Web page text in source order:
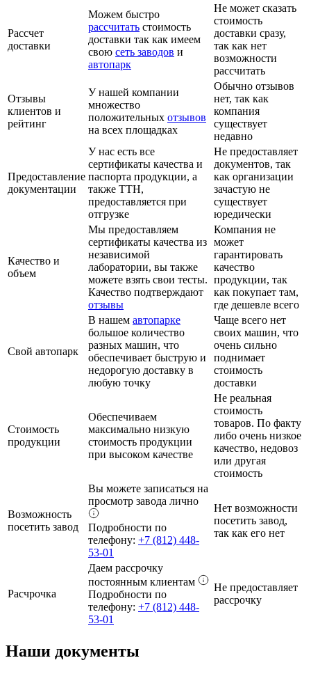
Рассчет
доставки
Можем быстро
рассчитать стоимость
доставки так как имеем
свою сеть заводов и
автопарк
Не может сказать
стоимость
доставки сразу,
так как нет
возможности
рассчитать
Отзывы
клиентов и
рейтинг
У нашей компании
множество
положительных отзывов
на всех площадках
Обычно отзывов
нет, так как
компания
существует
недавно
Предоставление
документации
У нас есть все
сертификаты качества и
паспорта продукции, а
также ТТН,
предоставляется при
отгрузке
Не предоставляет
документов, так
как организации
зачастую не
существует
юредически
Качество и
объем
Мы предоставляем
сертификаты качества из
независимой
лаборатории, вы также
можете взять свои тесты.
Качество подтверждают
отзывы
Компания не
может
гарантировать
качество
продукции, так
как покупает там,
где дешевле всего
Свой автопарк
В нашем автопарке
большое количество
разных машин, что
обеспечивает быструю и
недорогую доставку в
любую точку
Чаще всего нет
своих машин, что
очень сильно
поднимает
стоимость
доставки
Стоимость
продукции
Обеспечиваем
максимально низкую
стоимость продукции
при высоком качестве
Не реальная
стоимость
товаров. По факту
либо очень низкое
качество, недовоз
или другая
стоимость
Возможность
посетить завод
Вы можете записаться на
просмотр завода лично
Подробности по
телефону: +7 (812) 448-
53-01
Нет возможности
посетить завод,
так как его нет
Расчрочка
Даем рассрочку
постоянным клиентам
Подробности по
телефону: +7 (812) 448-
53-01
Не предоставляет
рассрочку
Наши документы